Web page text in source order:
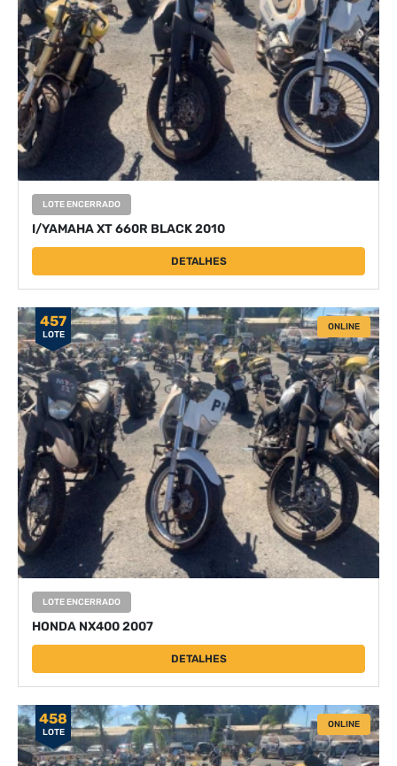
LOTE ENCERRADO
I/YAMAHA XT 660R BLACK 2010
DETALHES
457
LOTE
ONLINE
LOTE ENCERRADO
HONDA NX400 2007
DETALHES
458
LOTE
ONLINE